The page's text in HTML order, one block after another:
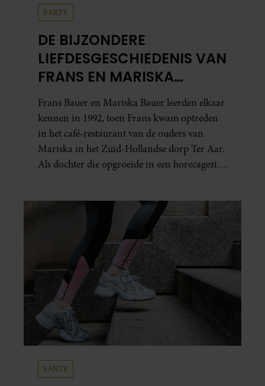
PARTY
DE BIJZONDERE
LIEFDESGESCHIEDENIS VAN
FRANS EN MARISKA
BAUER: OOK IN BED
ELKAARS EERSTE
Frans Bauer en Mariska Bauer leerden elkaar
kennen in 1992, toen Frans kwam optreden
in het café-restaurant van de ouders van
Mariska in het Zuid-Hollandse dorp Ter Aar.
Als dochter die opgroeide in een horecagezin
SANTE